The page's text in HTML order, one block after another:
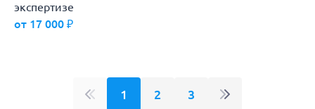
экспертизе
от 17 000 ₽
1 2 3